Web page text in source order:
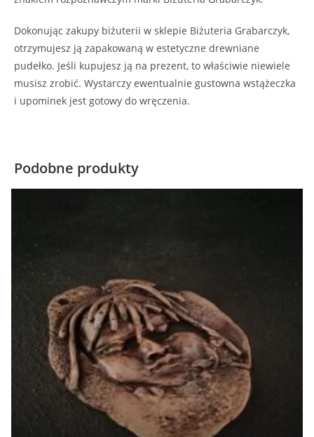
Dokonując zakupy biżuterii w sklepie Biżuteria Grabarczyk,
otrzymujesz ją zapakowaną w estetyczne drewniane
pudełko. Jeśli kupujesz ją na prezent, to właściwie niewiele
musisz zrobić. Wystarczy ewentualnie gustowna wstążeczka
i upominek jest gotowy do wręczenia.
Podobne produkty